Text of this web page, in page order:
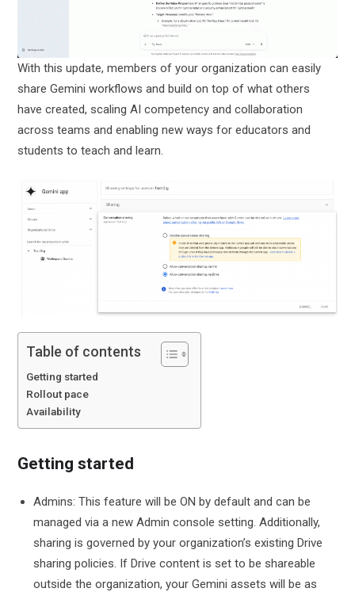
With this update, members of your organization can easily
share Gemini workflows and build on top of what others
have created, scaling AI competency and collaboration
across teams and enabling new ways for educators and
students to teach and learn.
Table of contents
Getting started
Rollout pace
Availability
Getting started
Admins: This feature will be ON by default and can be
managed via a new Admin console setting. Additionally,
sharing is governed by your organization’s existing Drive
sharing policies. If Drive content is set to be shareable
outside the organization, your Gemini assets will be as